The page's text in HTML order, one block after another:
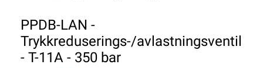
PPDB-LAN -
Trykkreduserings-/avlastningsventil
- T-11A - 350 bar